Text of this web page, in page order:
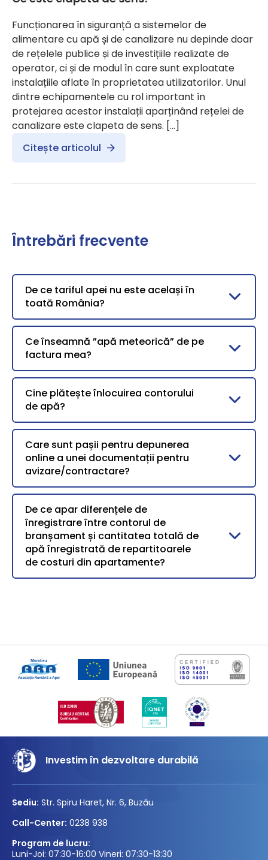
Funcționarea în siguranță a sistemelor de
alimentare cu apă și de canalizare nu depinde doar
de rețelele publice și de investițiile realizate de
operator, ci și de modul în care sunt exploatate
instalațiile aflate în proprietatea utilizatorilor. Unul
dintre echipamentele cu rol important în
protejarea acestor instalații aparținând rețelei de
canalizare este clapeta de sens. […]
Citește articolul
Întrebări frecvente
De ce tariful apei nu este același în
toată România?
Ce înseamnă ”apă meteorică” de pe
factura mea?
Cine plătește înlocuirea contorului
de apă?
Care sunt pașii pentru depunerea
online a unei documentații pentru
avizare/contractare?
De ce apar diferențele de
înregistrare între contorul de
branșament și cantitatea totală de
apă înregistrată de repartitoarele
de costuri din apartamente?
Investim în dezvoltare durabilă
Sediu: Str. Spiru Haret, Nr. 6, Buzău
Call-Center: 0238 938
Program de lucru:
Luni-Joi: 07:30-16:00 Vineri: 07:30-13:30